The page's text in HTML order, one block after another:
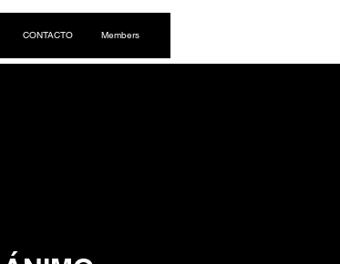
CONTACTO Members